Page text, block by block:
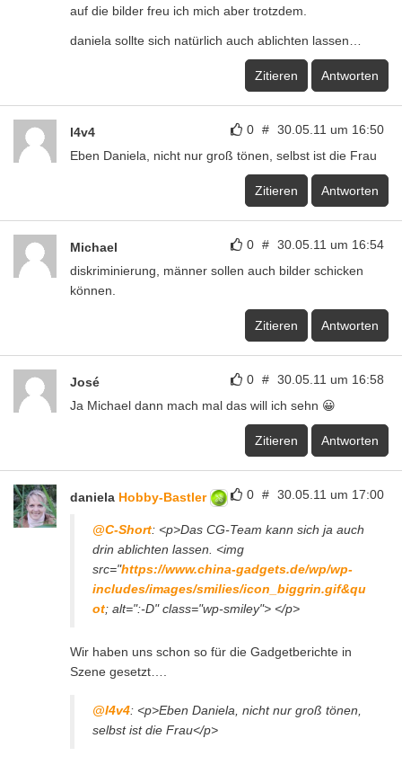
auf die bilder freu ich mich aber trotzdem.
daniela sollte sich natürlich auch ablichten lassen…
Zitieren Antworten
0 # 30.05.11 um 16:50
l4v4
Eben Daniela, nicht nur groß tönen, selbst ist die Frau
Zitieren Antworten
0 # 30.05.11 um 16:54
Michael
diskriminierung, männer sollen auch bilder schicken
können.
Zitieren Antworten
0 # 30.05.11 um 16:58
José
Ja Michael dann mach mal das will ich sehn 😀
Zitieren Antworten
0 # 30.05.11 um 17:00
daniela Hobby-Bastler
@C-Short: <p>Das CG-Team kann sich ja auch
drin ablichten lassen. <img
src="https://www.china-gadgets.de/wp/wp-
includes/images/smilies/icon_biggrin.gif&qu
ot; alt=":-D" class="wp-smiley"> </p>
Wir haben uns schon so für die Gadgetberichte in
Szene gesetzt….
@l4v4: <p>Eben Daniela, nicht nur groß tönen,
selbst ist die Frau</p>